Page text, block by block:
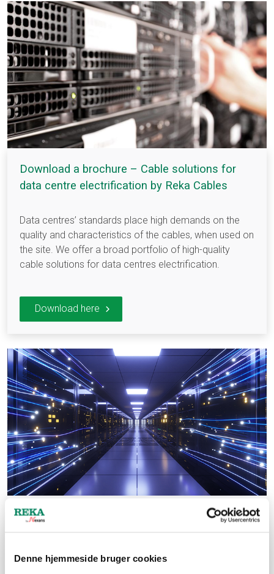
Denne hjemmeside bruger cookies
Download a brochure – Cable solutions for
data centre electrification by Reka Cables
Data centres’ standards place high demands on the
quality and characteristics of the cables, when used on
the site. We offer a broad portfolio of high-quality
cable solutions for data centres electrification.
Download here
Halogenfrie funktionssikre kabler til stort